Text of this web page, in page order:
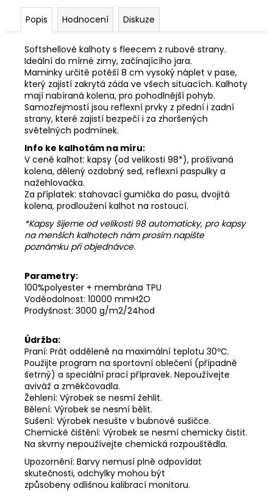
Popis Hodnocení Diskuze
Softshellové kalhoty s fleecem z rubové strany.
Ideální do mírné zimy, začínajícího jara.
Maminky určitě potěší 8 cm vysoký náplet v pase,
který zajistí zakrytá záda ve všech situacích. Kalhoty
mají nabíraná kolena, pro pohodlnější pohyb.
Samozřejmostí jsou reflexní prvky z přední i zadní
strany, které zajistí bezpečí i za zhoršených
světelných podmínek.
Info ke kalhotám na míru:
V ceně kalhot: kapsy (od velikosti 98*), prošívaná
kolena, dělený ozdobný sed, reflexní paspulky a
nažehlovačka.
Za příplatek: stahovací gumička do pasu, dvojitá
kolena, prodloužení kalhot na rostoucí.
*Kapsy šijeme od velikosti 98 automaticky, pro kapsy
na menších kalhotech nám prosím napište
poznámku při objednávce.
Parametry:
100%polyester + membrána TPU
Voděodolnost: 10000 mmH2O
Prodyšnost: 3000 g/m2/24hod
Údržba:
Praní: Prát odděleně na maximální teplotu 30ºC.
Použijte program na sportovní oblečení (případně
šetrný) a speciální prací přípravek. Nepoužívejte
aviváž a změkčovadla.
Žehlení: Výrobek se nesmí žehlit.
Bělení: Výrobek se nesmí bělit.
Sušení: Výrobek nesušte v bubnové sušičce.
Chemické čištění: Výrobek se nesmí chemicky čistit.
Na skvrny nepoužívejte chemická rozpouštědla.
Upozornění: Barvy nemusí plně odpovídat
skutečnosti, odchylky mohou být
způsobeny odlišnou kalibrací monitoru.